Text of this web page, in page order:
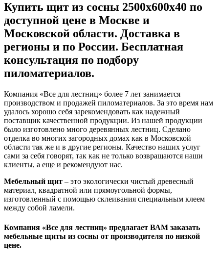
Купить щит из сосны 2500х600х40 по
доступной цене в Москве и
Московской области. Доставка в
регионы и по России. Бесплатная
консультация по подбору
пиломатериалов.
Компания «Все для лестниц» более 7 лет занимается
производством и продажей пиломатериалов. За это время нам
удалось хорошо себя зарекомендовать как надежный
поставщик качественной продукции. Из нашей продукции
было изготовлено много деревянных лестниц. Сделано
отделка во многих загородных домах как в Московской
области так же и в другие регионы. Качество наших услуг
сами за себя говорят, так как не только возвращаются наши
клиенты, а еще и рекомендуют нас.
Мебельный щит – это экологически чистый древесный
материал, квадратной или прямоугольной формы,
изготовленный с помощью склеивания специальным клеем
между собой ламели.
Компания «Все для лестниц» предлагает ВАМ заказать
мебельные щиты из сосны от производителя по низкой
цене.